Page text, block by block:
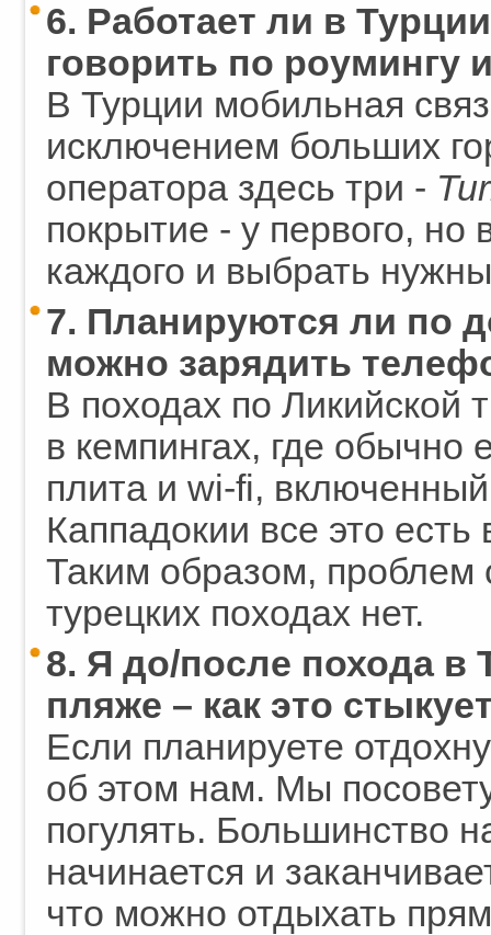
6. Работает ли в
говорить по роумингу
В Турции мобильная
исключением больших
оператора здесь три -
покрытие - у первого,
каждого и выбрать
7. Планируются ли по
можно зарядить
В походах по Ликийской
в кемпингах, где обычно
плита и wi-fi,
Каппадокии все это есть
Таким образом, проблем
турецких походах нет.
8. Я до/после похода в
пляже – как это
Если планируете
об этом нам. Мы
погулять. Большинство
начинается и
что можно отдыхать